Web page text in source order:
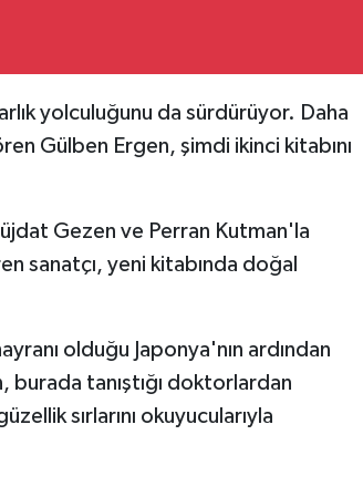
yolculuğunu da sürdürüyor. Daha
Gülben Ergen, şimdi ikinci kitabını
Gezen ve Perran Kutman'la
sanatçı, yeni kitabında doğal
olduğu Japonya'nın ardından
tanıştığı doktorlardan
sırlarını okuyucularıyla